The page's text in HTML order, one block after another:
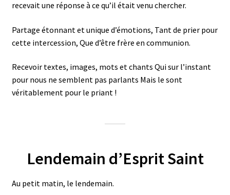
recevait une réponse à ce qu’il était venu chercher.
Partage étonnant et unique d’émotions, Tant de prier pour
cette intercession, Que d’être frère en communion.
Recevoir textes, images, mots et chants Qui sur l’instant
pour nous ne semblent pas parlants Mais le sont
véritablement pour le priant !
Lendemain d’Esprit Saint
Au petit matin, le lendemain.